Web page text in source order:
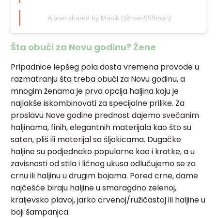
A post shared by Manik (@man999man)
Šta obući za Novu godinu? Žene
Pripadnice lepšeg pola dosta vremena provode u
razmatranju šta treba obući za Novu godinu, a
mnogim ženama je prva opcija haljina koju je
najlakše iskombinovati za specijalne prilike. Za
proslavu Nove godine prednost dajemo svečanim
haljinama, finih, elegantnih materijala kao što su
saten, pliš ili materijal sa šljokicama. Dugačke
haljine su podjednako popularne kao i kratke, a u
zavisnosti od stila i ličnog ukusa odlučujemo se za
crnu ili haljinu u drugim bojama. Pored crne, dame
najčešće biraju haljine u smaragdno zelenoj,
kraljevsko plavoj, jarko crvenoj/ružičastoj ili haljine u
boji šampanjca.